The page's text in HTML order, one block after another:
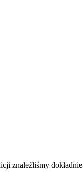
znaleźliśmy dokładnie